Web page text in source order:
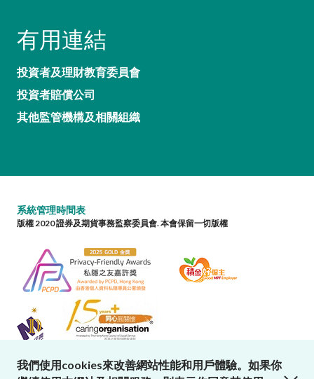
有用連結
投資者及理財教育委員會
投資者賠償公司
其他監管機構及相關組織
系統管理時間表
版權 2020 證券及期貨事務監察委員會. 本會保留一切版權
我們使用cookies來改善網站性能和用戶體驗。如果你
close cookies alert